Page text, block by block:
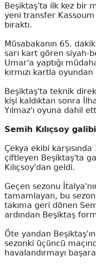
Beşiktaş'ta ilk kez bir
yeni transfer Kassoum
bıraktı.
Müsabakanın 65.
sarı kart gören siyah-
Umar'a yaptığı
kırmızı kartla
Beşiktaş'ta teknik
kişi kaldıktan sonra
Yılmaz'ı oyuna dahil
Semih Kılıçsoy
Çekya ekibi
çiftleyen Beşiktaş'ta
Kılıçsoy'dan geldi.
Geçen sezonu
tamamlayan, bu sezon
takıma geri dönen
ardından Beşiktaş
Öte yandan
sezonki üçüncü
havalandırmayı